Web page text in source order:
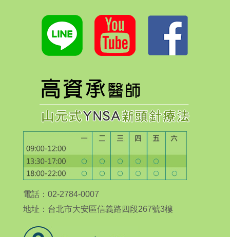
電話：02-2784-0007
地址：台北市大安區信義路四段267號3樓